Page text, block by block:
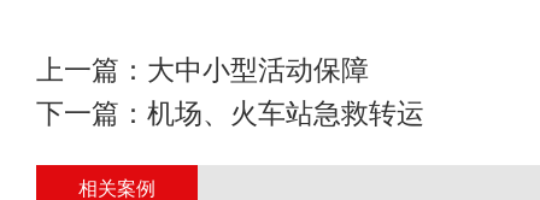
上一篇： 大中小型活动保障
下一篇： 机场、火车站急救转运
相关案例